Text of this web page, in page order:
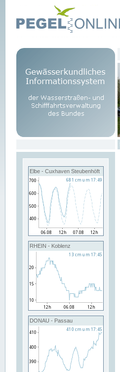
Elbe - Cuxhaven Steubenhöft
RHEIN - Koblenz
DONAU - Passau